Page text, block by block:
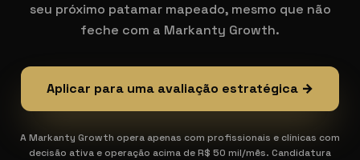
seu próximo patamar mapeado, mesmo que não
feche com a Markanty Growth.
Aplicar para uma avaliação estratégica →
A Markanty Growth opera apenas com profissionais e clínicas com
decisão ativa e operação acima de R$ 50 mil/mês. Candidatura